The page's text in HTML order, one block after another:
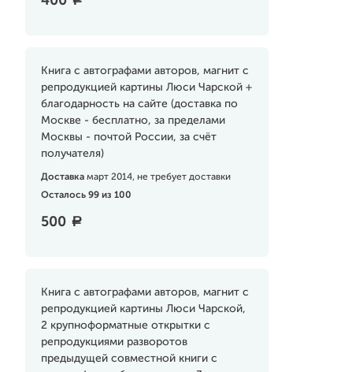
Книга с автографами авторов, магнит с
репродукцией картины Люси Чарской +
благодарность на сайте (доставка по
Москве - бесплатно, за пределами
Москвы - почтой России, за счёт
получателя)
Доставка март 2014, не требует доставки
Осталось 99 из 100
500 a
Книга с автографами авторов, магнит с
репродукцией картины Люси Чарской,
2 крупноформатные открытки с
репродукциями разворотов
предыдущей совместной книги с